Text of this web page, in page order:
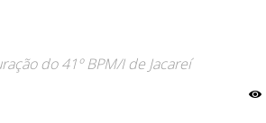
do 41º BPM/I de Jacareí